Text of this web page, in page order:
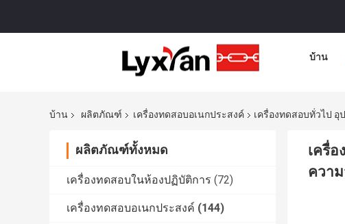
บ้าน
บ้าน ผลิตภัณฑ์ เครื่องทดสอบอเนกประสงค์ เครื่องทดสอบทั่วไป
ผลิตภัณฑ์ทั้งหมด
เครื่องทดสอบในห้องปฏิบัติการ (72)
เครื่องทดสอบอเนกประสงค์ (144)
เครื่
ควา